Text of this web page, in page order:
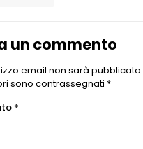
un commento
email non sarà pubblicato.
sono contrassegnati *
*